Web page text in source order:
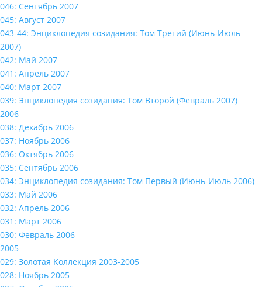
046: Сентябрь 2007
045: Август 2007
043-44: Энциклопедия созидания: Том Третий (Июнь-Июль
2007)
042: Май 2007
041: Апрель 2007
040: Март 2007
039: Энциклопедия созидания: Том Второй (Февраль 2007)
2006
038: Декабрь 2006
037: Ноябрь 2006
036: Октябрь 2006
035: Сентябрь 2006
034: Энциклопедия созидания: Том Первый (Июнь-Июль 2006)
033: Май 2006
032: Апрель 2006
031: Март 2006
030: Февраль 2006
2005
029: Золотая Коллекция 2003-2005
028: Ноябрь 2005